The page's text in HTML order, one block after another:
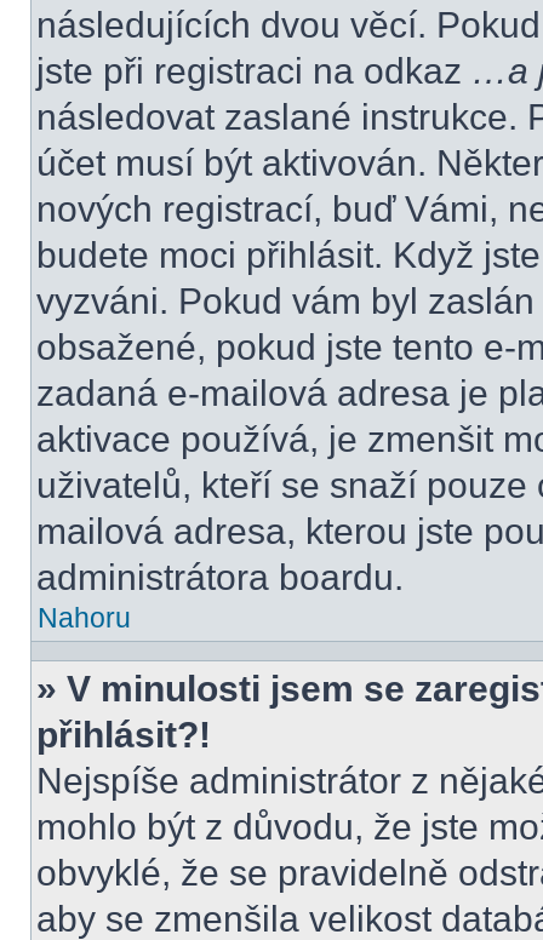
následujících dvou věcí.
jste při registraci na odkaz …a
následovat zaslané instrukce.
účet musí být aktivován.
nových registrací, buď Vámi,
budete moci přihlásit. Když
vyzváni. Pokud vám byl
obsažené, pokud jste tento e-
zadaná e-mailová adresa je
aktivace používá, je zmenšit
uživatelů, kteří se snaží
mailová adresa, kterou jste
administrátora boardu.
Nahoru
» V minulosti jsem se
přihlásit?!
Nejspíše administrátor z
mohlo být z důvodu, že jste
obvyklé, že se pravidelně
aby se zmenšila velikost